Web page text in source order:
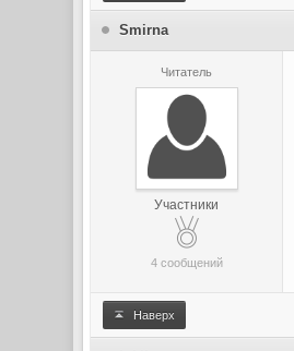
Smirna
Читатель
Участники
4 сообщений
Наверх